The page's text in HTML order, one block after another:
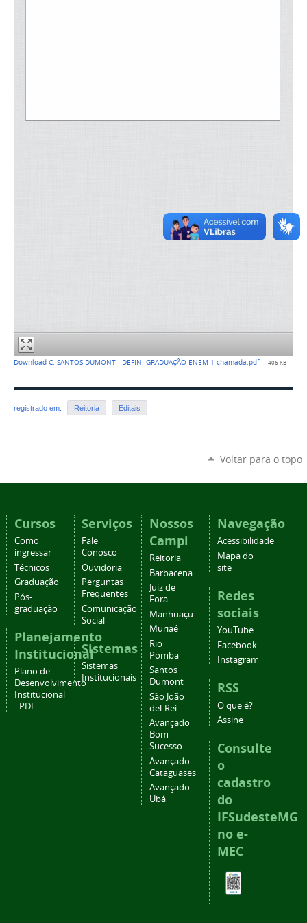
Download C. SANTOS DUMONT - DEFIN. GRADUAÇÃO ENEM 1 chamada.pdf— 406 KB
registrado em: Reitoria Editais
Voltar para o topo
Cursos
Como
ingressar
Técnicos
Graduação
Pós-
graduação
Planejamento
Institucional
Plano de
Desenvolvimento
Institucional
- PDI
Serviços
Fale
Conosco
Ouvidoria
Perguntas
Frequentes
Comunicação
Social
Sistemas
Sistemas
Institucionais
Nossos
Campi
Reitoria
Barbacena
Juiz de
Fora
Manhuaçu
Muriaé
Rio
Pomba
Santos
Dumont
São João
del-Rei
Avançado
Bom
Sucesso
Avançado
Cataguases
Avançado
Ubá
Navegação
Acessibilidade
Mapa do
site
Redes
sociais
YouTube
Facebook
Instagram
RSS
O que é?
Assine
Consulte
o
cadastro
do
IFSudesteMG
no e-
MEC